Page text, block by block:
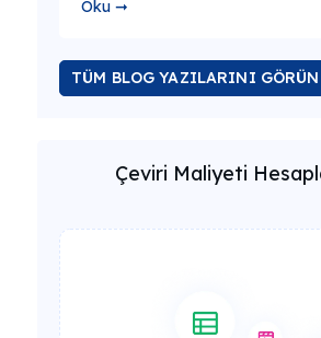
Oku ➞
TÜM BLOG YAZILARINI GÖRÜN
Çeviri Maliyeti